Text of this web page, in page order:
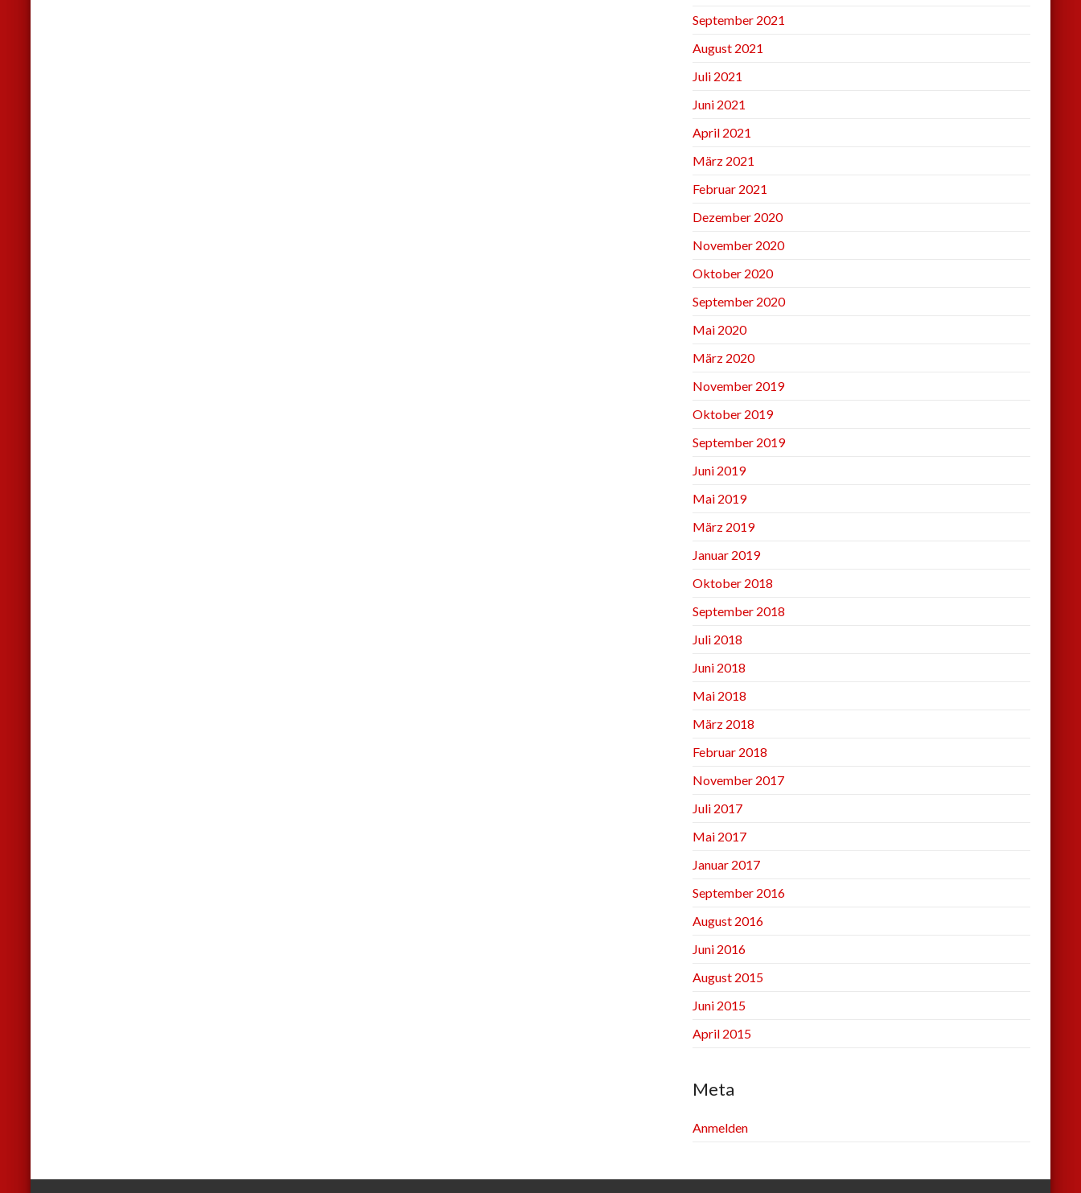
September 2021
August 2021
Juli 2021
Juni 2021
April 2021
März 2021
Februar 2021
Dezember 2020
November 2020
Oktober 2020
September 2020
Mai 2020
März 2020
November 2019
Oktober 2019
September 2019
Juni 2019
Mai 2019
März 2019
Januar 2019
Oktober 2018
September 2018
Juli 2018
Juni 2018
Mai 2018
März 2018
Februar 2018
November 2017
Juli 2017
Mai 2017
Januar 2017
September 2016
August 2016
Juni 2016
August 2015
Juni 2015
April 2015
Meta
Anmelden